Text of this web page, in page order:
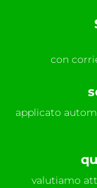
con
applicato
valutiamo